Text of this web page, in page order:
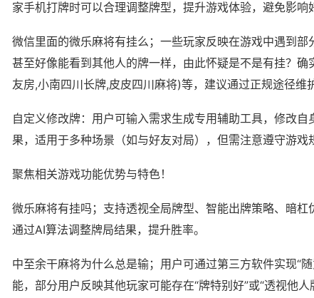
家手机打牌时可以合理调整牌型，提升游戏体验，避免影响
微信里面的微乐麻将有挂么；一些玩家反映在游戏中遇到部
甚至好像能看到其他人的牌一样，由此怀疑是不是有挂？
友房,小南四川长牌,皮皮四川麻将)等，建议通过正规途径维
自定义修改牌：用户可输入需求生成专用辅助工具，修改自
果，适用于多种场景（如与好友对局），但需注意遵守游戏
聚焦相关游戏功能优势与特色！
微乐麻将有挂吗；支持透视全局牌型、智能出牌策略、暗杠
通过AI算法调整牌局结果，提升胜率。
中至余干麻将为什么总是输；用户可通过第三方软件实现“
能，部分用户反映其他玩家可能存在“牌特别好”或“透视他